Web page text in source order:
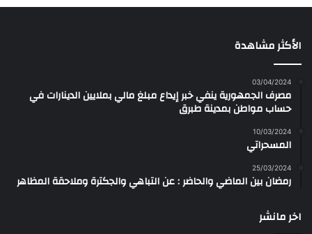
الأكثر مشاهدة
03/04/2024
مصرف الجمهورية ينفي خبر إيداع مبلغ مالي بملايين الدينارات في
حساب مواطن بمدينة طبرق
10/03/2024
المسحراتي
25/03/2024
رمضان بين الماضي والحاضر : عن التباهي والجكترة وملاحقة المظاهر
اخر مانشر